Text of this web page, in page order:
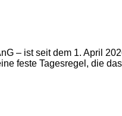
– ist seit dem 1. April
feste Tagesregel, die